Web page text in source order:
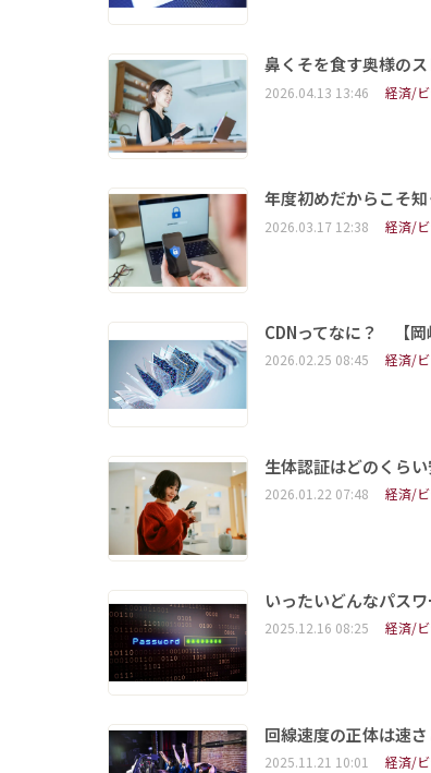
鼻くそを食す奥様の
2026.04.13 13:46 経済/
年度初めだからこそ
2026.03.17 12:38 経済/
CDNってなに？ 【岡
2026.02.25 08:45 経済/
生体認証はどのくら
2026.01.22 07:48 経済/
いったいどんなパス
2025.12.16 08:25 経済/
回線速度の正体は速
2025.11.21 10:01 経済/